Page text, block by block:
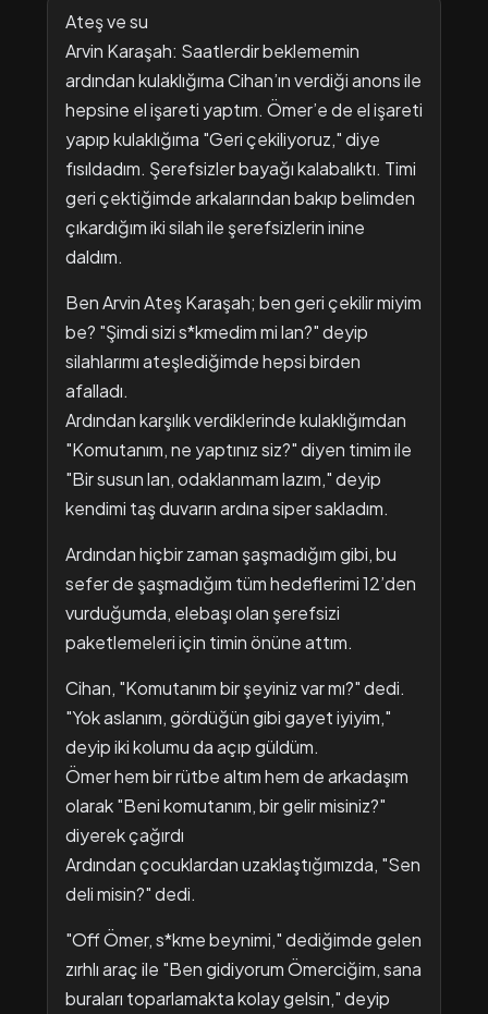
Ateş ve su
Arvin Karaşah: Saatlerdir beklememin
ardından kulaklığıma Cihan’ın verdiği anons ile
hepsine el işareti yaptım. Ömer’e de el işareti
yapıp kulaklığıma "Geri çekiliyoruz," diye
fısıldadım. Şerefsizler bayağı kalabalıktı. Timi
geri çektiğimde arkalarından bakıp belimden
çıkardığım iki silah ile şerefsizlerin inine
daldım.
Ben Arvin Ateş Karaşah; ben geri çekilir miyim
be? "Şimdi sizi s*kmedim mi lan?" deyip
silahlarımı ateşlediğimde hepsi birden
afalladı.
​Ardından karşılık verdiklerinde kulaklığımdan
"Komutanım, ne yaptınız siz?" diyen timim ile
"Bir susun lan, odaklanmam lazım," deyip
kendimi taş duvarın ardına siper sakladım.
Ardından hiçbir zaman şaşmadığım gibi, bu
sefer de şaşmadığım tüm hedeflerimi 12’den
vurduğumda, elebaşı olan şerefsizi
paketlemeleri için timin önüne attım.
​Cihan, "Komutanım bir şeyiniz var mı?" dedi.
​"Yok aslanım, gördüğün gibi gayet iyiyim,"
deyip iki kolumu da açıp güldüm.
​Ömer hem bir rütbe altım hem de arkadaşım
olarak "Beni komutanım, bir gelir misiniz?"
diyerek çağırdı
Ardından çocuklardan uzaklaştığımızda, "Sen
deli misin?" dedi.
​"Off Ömer, s*kme beynimi," dediğimde gelen
zırhlı araç ile "Ben gidiyorum Ömerciğim, sana
buraları toparlamakta kolay gelsin," deyip